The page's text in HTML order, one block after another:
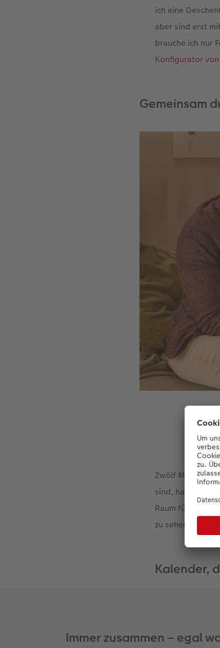
ich eine
aber sind erst
brauche ich nur
Konfigurator von
Gemeinsam
Zwölf Monate –
sind, habe ich
Raum für
zu sehen ist –
Kalender,
Immer zusammen – egal